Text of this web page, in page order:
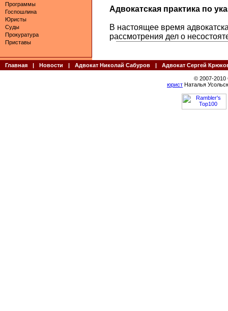
Программы
Госпошлина
Юристы
Суды
Прокуратура
Приставы
Адвокатская практика по
В настоящее время
рассмотрения дел о
Главная | Новости | Адвокат Николай Сабуров | Адвокат Сергей
© 2007-
юрист Наталья